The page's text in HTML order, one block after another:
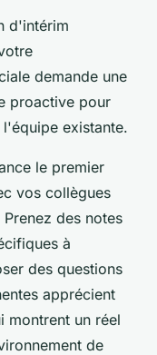
d'intérim
demande une
proactive pour
existante.
le premier
vos collègues
des notes
à
des questions
apprécient
montrent un réel
de